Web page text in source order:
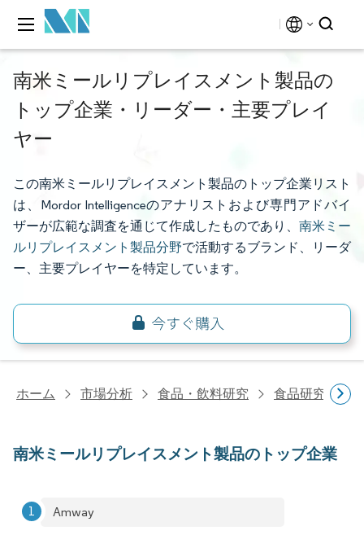
南米ミールリプレイスメント製品の
トップ企業・リーダー・主要プレイ
ヤー
この南米ミールリプレイスメント製品のトップ企業リスト
は、Mordor Intelligenceのアナリストおよび専門アドバイ
ザーが広範な調査を通じて作成したものであり、 南米ミー
ルリプレイスメント製品分野で活動するブランド、リーダ
ー、主要プレイヤーを特定しています。
ホーム 市場分析 食品・飲料研究 食品研究
南米ミールリプレイスメント製品のトップ企業
Amway